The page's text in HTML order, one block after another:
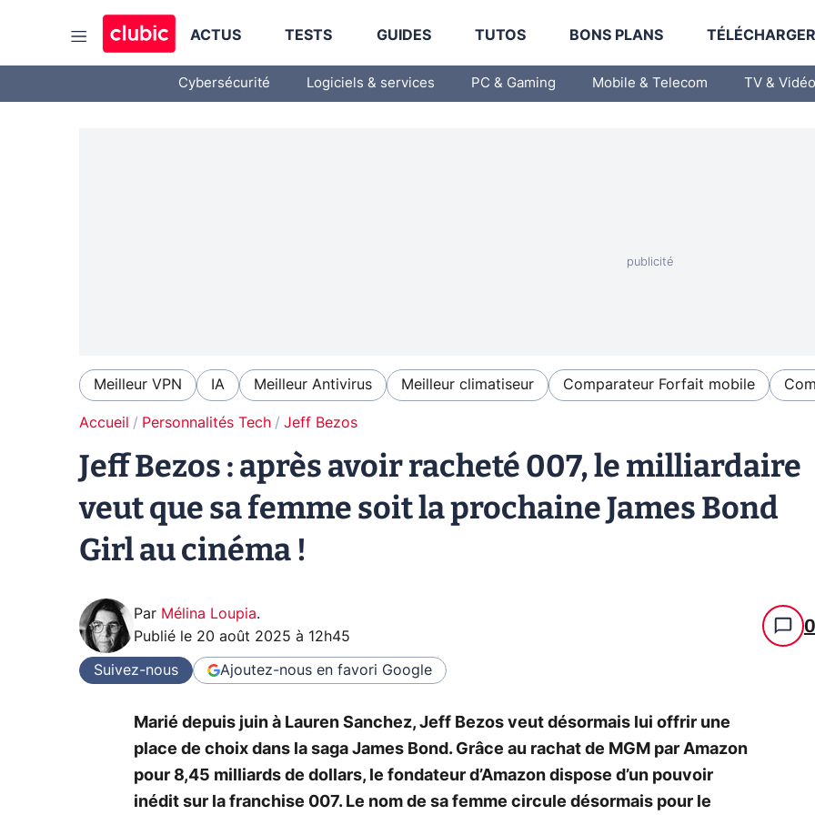
ACTUS TESTS GUIDES TUTOS BONS PLANS
Cybersécurité Logiciels & services PC & Gaming Mobile & Telecom TV & Vidéo
Meilleur VPN IA Meilleur Antivirus Meilleur climatiseur Comparateur Forfait mobile
Accueil Personnalités Tech Jeff Bezos
Jeff Bezos : après avoir racheté 007, le milliardaire
veut que sa femme soit la prochaine James Bond
Girl au cinéma !
Par Mélina Loupia.
Publié le 20 août 2025 à 12h45 0
Suivez-nous Ajoutez-nous en favori Google
Marié depuis juin à Lauren Sanchez, Jeff Bezos veut désormais lui offrir une
place de choix dans la saga James Bond. Grâce au rachat de MGM par Amazon
pour 8,45 milliards de dollars, le fondateur d’Amazon dispose d’un pouvoir
inédit sur la franchise 007. Le nom de sa femme circule désormais pour le